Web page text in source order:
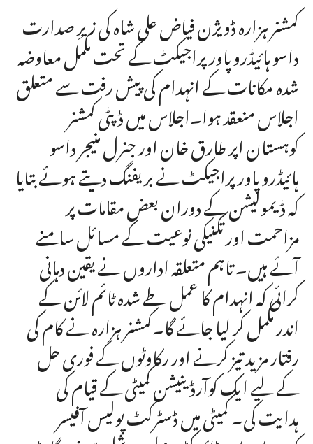
کمشنر ہزارہ ڈویژن فیاض علی شاہ کی زیرِ صدارت
داسو ہائیڈرو پاور پراجیکٹ کے تحت مکمل معاوضہ
شدہ مکانات کے انہدام کی پیش رفت سے متعلق
اجلاس منعقد ہوا۔اجلاس میں ڈپٹی کمشنر
کوہستان اپر طارق خان اور جنرل منیجر داسو
ہائیڈرو پاور پراجیکٹ نے بریفنگ دیتے ہوئے بتایا
کہ ڈیمولیشن کے دوران بعض مقامات پر
مزاحمت اور تکنیکی نوعیت کے مسائل سامنے
آئے ہیں۔ تاہم متعلقہ اداروں نے یقین دہانی
کرائی کہ انہدام کا عمل طے شدہ ٹائم لائن کے
اندر مکمل کر لیا جائے گا۔کمشنر ہزارہ نے کام کی
رفتار مزید تیز کرنے اور رکاوٹوں کے فوری حل
کے لیے ایک کوآرڈینیشن کمیٹی کے قیام کی
ہدایت کی۔ کمیٹی میں ڈسٹرکٹ پولیس آفیسر